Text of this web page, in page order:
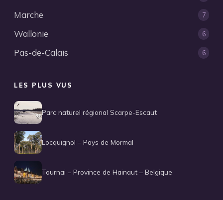
Marche 7
Wallonie 6
Pas-de-Calais 6
LES PLUS VUS
Parc naturel régional Scarpe-Escaut
Locquignol – Pays de Mormal
Tournai – Province de Hainaut – Belgique